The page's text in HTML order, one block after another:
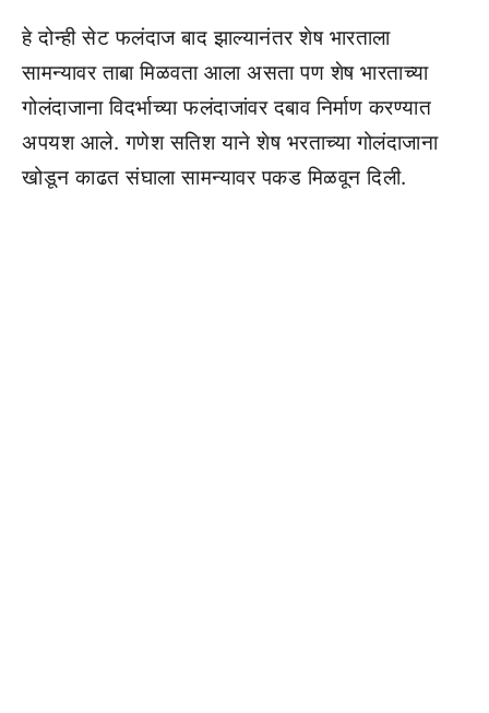
हे दोन्ही सेट फलंदाज बाद झाल्यानंतर शेष भारताला
सामन्यावर ताबा मिळवता आला असता पण शेष भारताच्या
गोलंदाजाना विदर्भाच्या फलंदाजांवर दबाव निर्माण करण्यात
अपयश आले. गणेश सतिश याने शेष भरताच्या गोलंदाजाना
खोडून काढत संघाला सामन्यावर पकड मिळवून दिली.